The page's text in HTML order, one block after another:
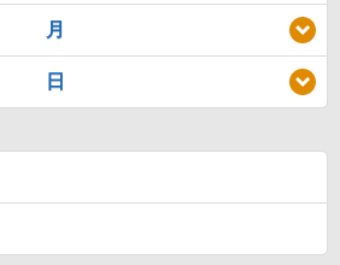
月
日